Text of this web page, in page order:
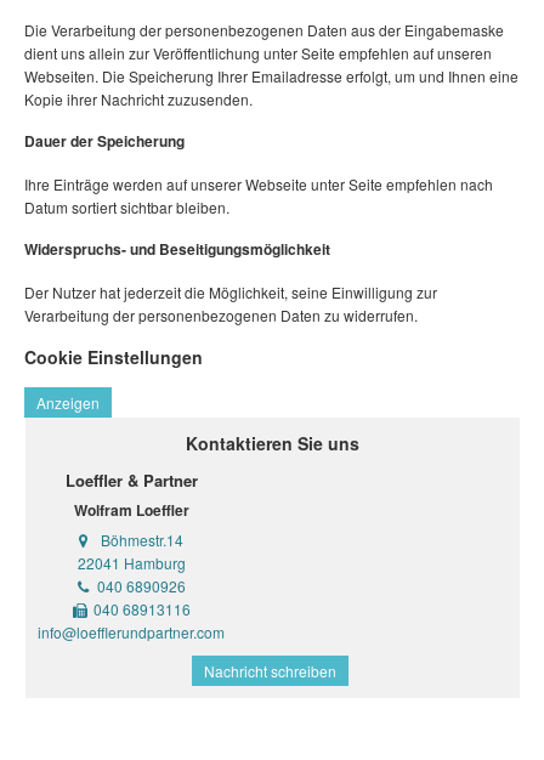
Die Verarbeitung der personenbezogenen Daten aus der Eingabemaske
dient uns allein zur Veröffentlichung unter Seite empfehlen auf unseren
Webseiten. Die Speicherung Ihrer Emailadresse erfolgt, um und Ihnen eine
Kopie ihrer Nachricht zuzusenden.
Dauer der Speicherung
Ihre Einträge werden auf unserer Webseite unter Seite empfehlen nach
Datum sortiert sichtbar bleiben.
Widerspruchs- und Beseitigungsmöglichkeit
Der Nutzer hat jederzeit die Möglichkeit, seine Einwilligung zur
Verarbeitung der personenbezogenen Daten zu widerrufen.
Cookie Einstellungen
Anzeigen
Kontaktieren Sie uns
Loeffler & Partner
Wolfram Loeffler
Böhmestr.14
22041 Hamburg
040 6890926
040 68913116
info@loefflerundpartner.com
Nachricht schreiben